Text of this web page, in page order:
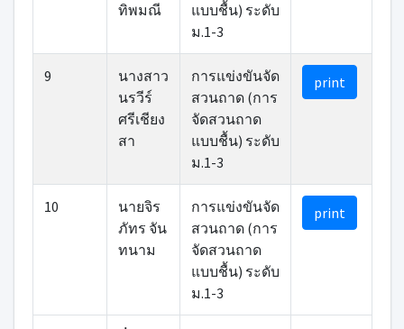
ทิพมณี
แบบชื้น) ระดับ
ม.1-3
9
นางสาว
นรวีร์
ศรีเชียง
สา
การแข่งขันจัด
สวนถาด (การ
จัดสวนถาด
แบบชื้น) ระดับ
ม.1-3
print
10
นายจิร
ภัทร จัน
ทนาม
การแข่งขันจัด
สวนถาด (การ
จัดสวนถาด
แบบชื้น) ระดับ
ม.1-3
print